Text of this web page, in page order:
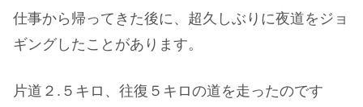
仕事から帰ってきた後に、超久しぶりに夜道をジョ
ギングしたことがあります。
片道２.５キロ、往復５キロの道を走ったのです